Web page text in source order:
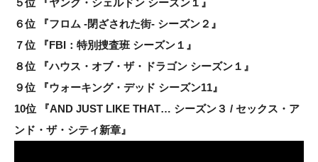
６位 『フロム -閉ざされた街- シーズン２』
７位 『FBI：特別捜査班 シーズン１』
８位 『ハウス・オブ・ザ・ドラゴン シーズン１』
９位 『ウォーキング・デッド シーズン11』
10位 『AND JUST LIKE THAT… シーズン３ / セックス・ア
ンド・ザ・シティ新章』